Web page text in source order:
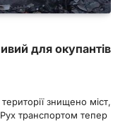
для окупантів
знищено міст,
транспортом тепер